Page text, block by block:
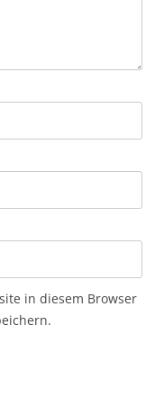
in diesem Browser